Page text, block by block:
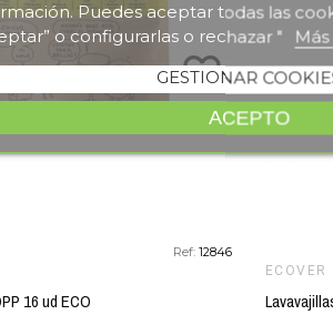
Puedes aceptar todas las
o configurarlas o rechazar "
GESTIONAR
ACEPTO
Ref: 12846
16 ud ECO
favorite_border
ECOVER